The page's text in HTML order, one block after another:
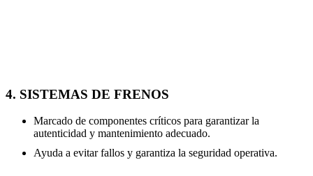
4. SISTEMAS DE FRENOS
Marcado de componentes críticos para garantizar la
autenticidad y mantenimiento adecuado.
Ayuda a evitar fallos y garantiza la seguridad operativa.